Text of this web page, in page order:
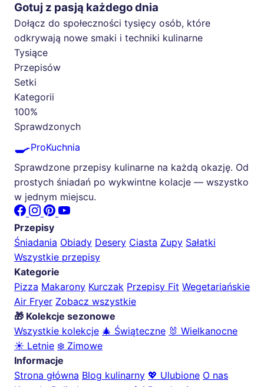
Gotuj z pasją każdego dnia
Dołącz do społeczności tysięcy osób, które
odkrywają nowe smaki i techniki kulinarne
Tysiące
Przepisów
Setki
Kategorii
100%
Sprawdzonych
🍳ProKuchnia
Sprawdzone przepisy kulinarne na każdą okazję. Od
prostych śniadań po wykwintne kolacje — wszystko
w jednym miejscu.
Przepisy
Śniadania Obiady Desery Ciasta Zupy Sałatki
Wszystkie przepisy
Kategorie
Pizza Makarony Kurczak Przepisy Fit Wegetariańskie
Air Fryer Zobacz wszystkie
🎁 Kolekcje sezonowe
Wszystkie kolekcje 🎄 Świąteczne 🐰 Wielkanocne
☀️ Letnie ❄️ Zimowe
Informacje
Strona główna Blog kulinarny 💖 Ulubione O nas